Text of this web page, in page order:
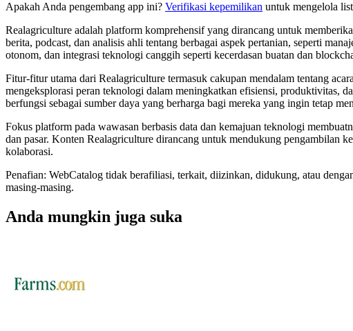
Apakah Anda pengembang app ini? Verifikasi kepemilikan untuk mengelola
Realagriculture adalah platform komprehensif yang dirancang untuk
berita, podcast, dan analisis ahli tentang berbagai aspek pertanian, seperti
otonom, dan integrasi teknologi canggih seperti kecerdasan buatan dan
Fitur-fitur utama dari Realagriculture termasuk cakupan mendalam tentang
mengeksplorasi peran teknologi dalam meningkatkan efisiensi, produktivitas,
berfungsi sebagai sumber daya yang berharga bagi mereka yang ingin tetap
Fokus platform pada wawasan berbasis data dan kemajuan teknologi
dan pasar. Konten Realagriculture dirancang untuk mendukung pengambilan
kolaborasi.
Penafian: WebCatalog tidak berafiliasi, terkait, diizinkan, didukung, atau
masing-masing.
Anda mungkin juga suka